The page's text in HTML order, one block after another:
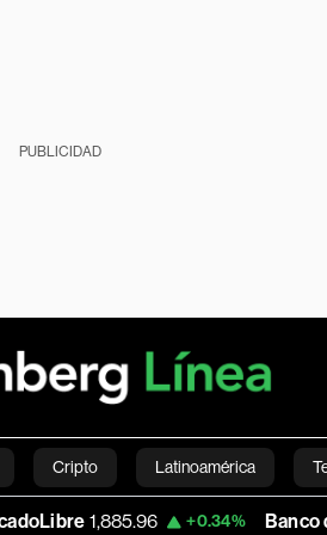
PUBLICIDAD
Cripto Latinoamérica
Estilo de vida Mundo Videos
1,885.96 +0.34% Banco de Bogota